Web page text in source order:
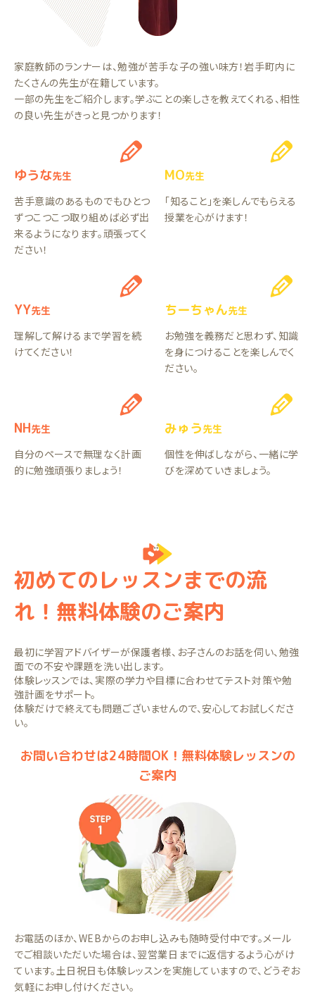
家庭教師のランナーは、勉強が苦手な子の強い味方！岩手町内に
たくさんの先生が在籍しています。
一部の先生をご紹介します。学ぶことの楽しさを教えてくれる、相性
の良い先生がきっと見つかります！
ゆうな先生
苦手意識のあるものでもひとつ
ずつこつこつ取り組めば必ず出
来るようになります。頑張ってく
ださい！
MO先生
「知ること」を楽しんでもらえる
授業を心がけます！
YY先生
理解して解けるまで学習を続
けてください！
ちーちゃん先生
お勉強を義務だと思わず、知識
を身につけることを楽しんでく
ださい。
NH先生
自分のペースで無理なく計画
的に勉強頑張りましょう！
みゅう先生
個性を伸ばしながら、一緒に学
びを深めていきましょう。
初めてのレッスンまでの流
れ！無料体験のご案内
最初に学習アドバイザーが保護者様、お子さんのお話を伺い、勉強
面での不安や課題を洗い出します。
体験レッスンでは、実際の学力や目標に合わせてテスト対策や勉
強計画をサポート。
体験だけで終えても問題ございませんので、安心してお試しくださ
い。
お問い合わせは24時間OK！無料体験レッスンの
ご案内
お電話のほか、WEBからのお申し込みも随時受付中です。メール
でご相談いただいた場合は、翌営業日までに返信するよう心がけ
ています。土日祝日も体験レッスンを実施していますので、どうぞお
気軽にお申し付けください。